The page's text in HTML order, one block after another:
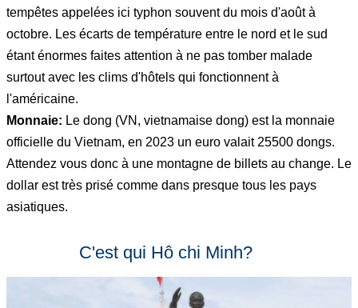
tempêtes appelées ici typhon souvent du mois d'août à
octobre. Les écarts de température entre le nord et le sud
étant énormes faites attention à ne pas tomber malade
surtout avec les clims d'hôtels qui fonctionnent à
l'américaine.
Monnaie: Le dong (VN, vietnamaise dong) est la monnaie
officielle du Vietnam, en 2023 un euro valait 25500 dongs.
Attendez vous donc à une montagne de billets au change. Le
dollar est très prisé comme dans presque tous les pays
asiatiques.
C'est qui Hô chi Minh?